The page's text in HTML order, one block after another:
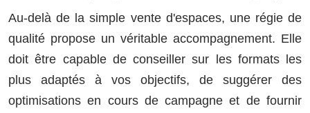
Au-delà de la simple vente d'espaces, une régie de
qualité propose un véritable accompagnement. Elle
doit être capable de conseiller sur les formats les
plus adaptés à vos objectifs, de suggérer des
optimisations en cours de campagne et de fournir